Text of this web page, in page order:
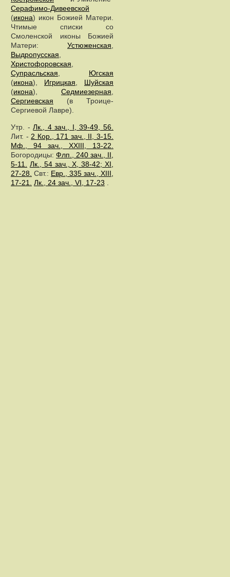
Серафимо-Дивеевской
(икона) икон Божией Матери.
Чтимые списки со
Смоленской иконы Божией
Матери: Устюженская
Выдропусская
Христофоровская
Супрасльская
Югская
(икона), Игрицкая
Шуйская
(икона), Седмиезерная
Сергиевская (в Троице-
Сергиевой Лавре).
Утр. -Лк., 4 зач., I, 39-49, 56.
Лит. - 2 Кор., 171 зач., II, 3-15.
Мф., 94 зач., XXIII, 13-22.
Богородицы: Флп., 240 зач., II,
5-11.
Лк., 54 зач., X, 38-42; XI,
27-28. Свт.: Евр., 335 зач., XIII,
17-21.
Лк., 24 зач., VI, 17-23